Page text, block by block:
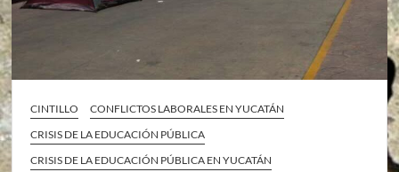
CINTILLO
CONFLICTOS LABORALES EN YUCATÁN
CRISIS DE LA EDUCACIÓN PÚBLICA
CRISIS DE LA EDUCACIÓN PÚBLICA EN YUCATÁN